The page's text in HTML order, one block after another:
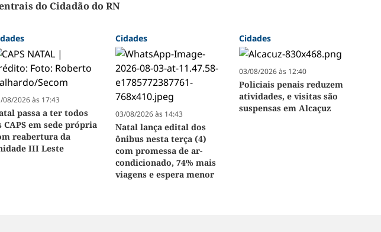
do Cidadão do RN
08/2026 às 17:43
passa a ter todos
CAPS em sede própria
reabertura da
III Leste
Cidades
03/08/2026 às 14:43
Natal lança edital dos
ônibus nesta terça (4)
com promessa de ar-
condicionado, 74% mais
viagens e espera menor
Cidades
03/08/2026 às 12:40
Policiais penais reduzem
atividades, e visitas são
suspensas em Alcaçuz